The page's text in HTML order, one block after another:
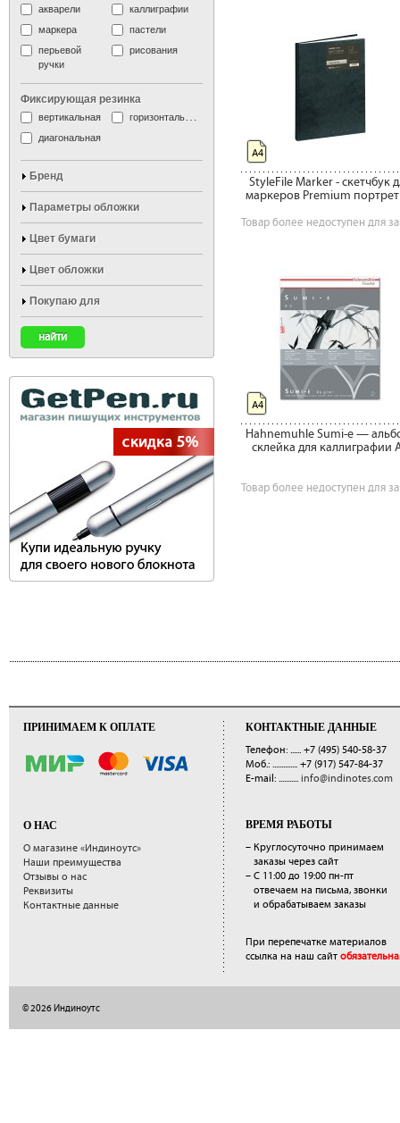
StyleFile Marker - скетчбук
маркеров Premium
Товар более недоступен для
А4
Hahnemuhle Sumi-e —
склейка для каллиграфии
Товар более недоступен для
А4
акварели
каллиграфии
маркера
пастели
перьевой
ручки
рисования
Фиксирующая резинка
вертикальная
горизонтальная
диагональная
Бренд
Параметры обложки
Цвет бумаги
Цвет обложки
Покупаю для
ПРИНИМАЕМ К ОПЛАТЕ
О НАС
О магазине «Индиноутс»
Наши преимущества
Отзывы о нас
Реквизиты
Контактные данные
КОНТАКТНЫЕ ДАННЫЕ
Телефон: ...... +7 (495) 540-58-37
Моб.: .............. +7 (917) 547-84-37
E-mail: ........... info@indinotes.com
ВРЕМЯ РАБОТЫ
– Круглосуточно принимаем
заказы через сайт
– С 11:00 до 19:00 пн-пт
отвечаем на письма, звонки
и обрабатываем заказы
При перепечатке материалов
ссылка на наш сайт обязательна.
© 2026 Индиноутс